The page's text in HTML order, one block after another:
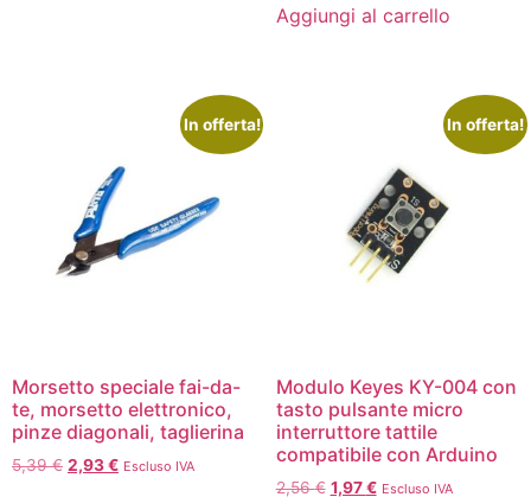
Aggiungi al carrello
In offerta!
Morsetto speciale fai-da-
te, morsetto elettronico,
pinze diagonali, taglierina
5,39€ 2,93€ Escluso IVA
In offerta!
Modulo Keyes KY-004 con
tasto pulsante micro
interruttore tattile
compatibile con Arduino
2,56€ 1,97€ Escluso IVA